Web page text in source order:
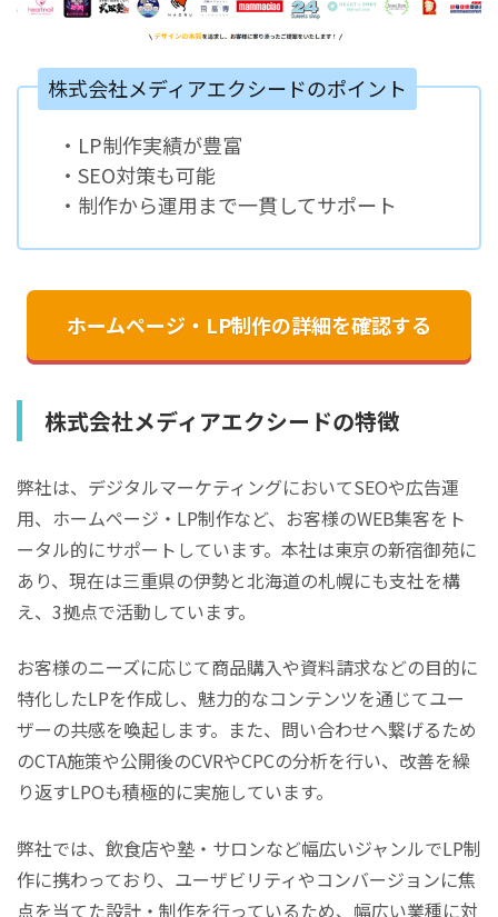
株式会社メディアエクシードのポイント
・LP制作実績が豊富
・SEO対策も可能
・制作から運用まで一貫してサポート
ホームページ・LP制作の詳細を確認する
株式会社メディアエクシードの特徴
弊社は、デジタルマーケティングにおいてSEOや広告運
用、ホームページ・LP制作など、お客様のWEB集客をト
ータル的にサポートしています。本社は東京の新宿御苑に
あり、現在は三重県の伊勢と北海道の札幌にも支社を構
え、3拠点で活動しています。
お客様のニーズに応じて商品購入や資料請求などの目的に
特化したLPを作成し、魅力的なコンテンツを通じてユー
ザーの共感を喚起します。また、問い合わせへ繋げるため
のCTA施策や公開後のCVRやCPCの分析を行い、改善を繰
り返すLPOも積極的に実施しています。
弊社では、飲食店や塾・サロンなど幅広いジャンルでLP制
作に携わっており、ユーザビリティやコンバージョンに焦
点を当てた設計・制作を行っているため、幅広い業種に対